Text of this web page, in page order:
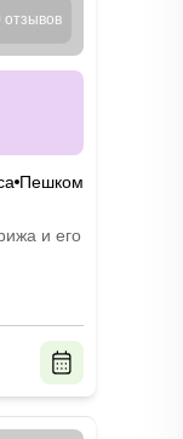
отзывов
Пешком
и его